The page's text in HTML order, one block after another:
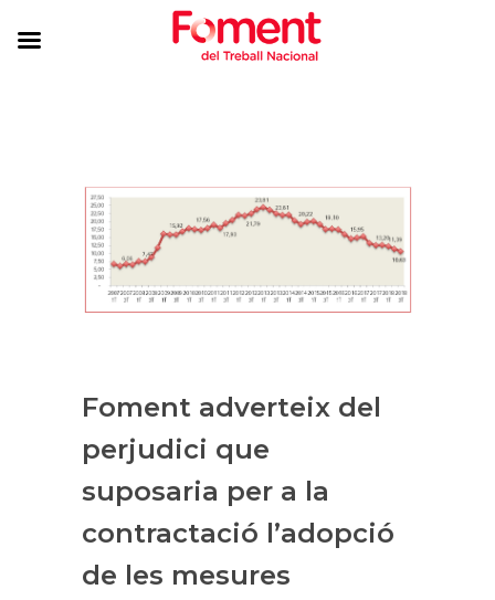
Foment adverteix del
perjudici que
suposaria per a la
contractació l’adopció
de les mesures